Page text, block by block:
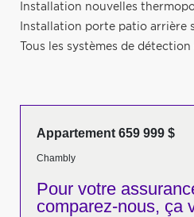
Installation nouvelles
Installation porte patio arrière
Tous les systèmes de
Appartement 659 999 $
Chambly
Pour votre
comparez-nous, ça